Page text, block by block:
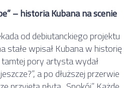
– historia Kubana na scenie
od debiutanckiego projektu
stałe wpisał Kubana w historię
pory artysta wydał
a po dłuższej przerwie